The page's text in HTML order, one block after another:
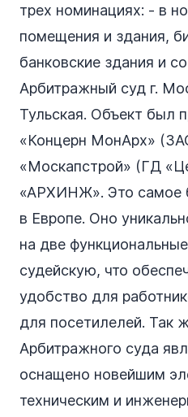
трех номинациях: - в
помещения и здания,
банковские здания и
Арбитражный суд г.
Тульская. Объект был
«Концерн МонАрх»
«Москапстрой» (ГД
«АРХИНЖ». Это самое
в Европе. Оно
на две
судейскую, что
удобство для
для посетилелей. Так
Арбитражного суда
оснащено новейшим
техническим и